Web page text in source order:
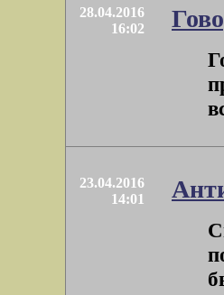
28.04.2016
16:02
23.04.2016
14:01